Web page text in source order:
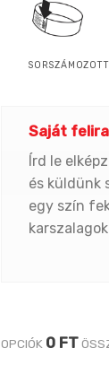
SORSZÁMOZOTT
Saját
Írd le
és küldünk
egy szín
OPCIÓK 0 FT